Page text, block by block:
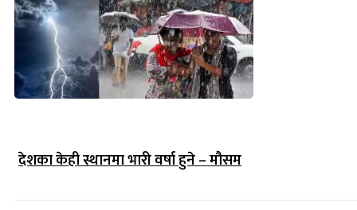
देशका केही स्थानमा भारी वर्षा हुने – मौसम